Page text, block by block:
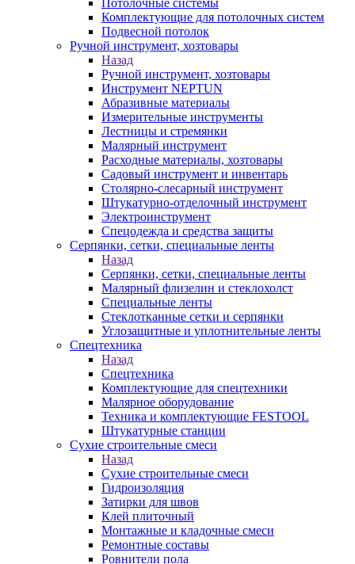
Комплектующие для потолочных систем
Подвесной потолок
Ручной инструмент, хозтовары
Назад
Ручной инструмент, хозтовары
Инструмент NEPTUN
Абразивные материалы
Измерительные инструменты
Лестницы и стремянки
Малярный инструмент
Расходные материалы, хозтовары
Садовый инструмент и инвентарь
Столярно-слесарный инструмент
Штукатурно-отделочный инструмент
Электроинструмент
Спецодежда и средства защиты
Серпянки, сетки, специальные ленты
Назад
Серпянки, сетки, специальные ленты
Малярный флизелин и стеклохолст
Специальные ленты
Стеклотканные сетки и серпянки
Углозащитные и уплотнительные ленты
Спецтехника
Назад
Спецтехника
Комплектующие для спецтехники
Малярное оборудование
Техника и комплектующие FESTOOL
Штукатурные станции
Сухие строительные смеси
Назад
Сухие строительные смеси
Гидроизоляция
Затирки для швов
Клей плиточный
Монтажные и кладочные смеси
Ремонтные составы
Ровнители пола